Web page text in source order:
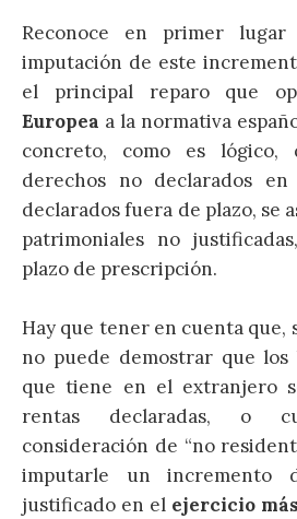
Reconoce en primer
imputación de este
el principal reparo que
Europea a la normativa
concreto, como es
derechos no declarados
declarados fuera de plazo, se
patrimoniales no
plazo de prescripción.
Hay que tener en cuenta
no puede demostrar que los
que tiene en el extranjero
rentas declaradas, o
consideración de “no
imputarle un incremento
justificado en el ejercicio